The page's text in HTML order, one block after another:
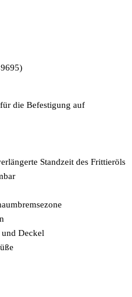
die Befestigung auf
Standzeit des Frittieröls
Deckel